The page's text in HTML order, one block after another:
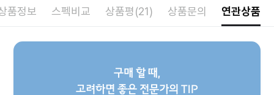
품정보 스펙비교 상품평(21) 상품문의 연관상품
구매 할 때,
고려하면 좋은 전문가의 TIP